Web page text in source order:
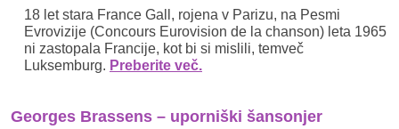
18 let stara France Gall, rojena v Parizu, na Pesmi
Evrovizije (Concours Eurovision de la chanson) leta 1965
ni zastopala Francije, kot bi si mislili, temveč
Luksemburg. Preberite več.
Georges Brassens – uporniški šansonjer